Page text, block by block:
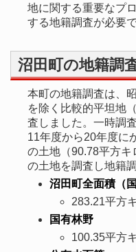
地に関する重要なプ
する地籍調査が必要で
沼田町の地籍調
本町の地籍調査は、
を除く比較的平坦地
査しました。一時調
11年度から20年度に
の土地（90.78平方キ
の土地を調査し地籍
沼田町全面積（
283.21平方
国有林野
100.35平方